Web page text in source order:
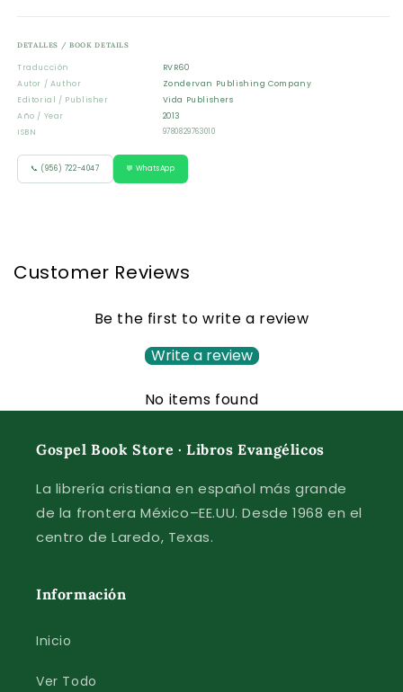
DETALLES / BOOK DETAILS
Traducción
RVR60
Autor / Author
Zondervan Publishing Company
Editorial / Publisher
Vida Publishers
Año / Year
2013
ISBN
9780829763010
📞 (956) 722-4047 💬 WhatsApp
Customer Reviews
Be the first to write a review
Write a review
No items found
Gospel Book Store · Libros Evangélicos
La librería cristiana en español más grande
de la frontera México–EE.UU. Desde 1968 en el
centro de Laredo, Texas.
Información
Inicio
Ver Todo